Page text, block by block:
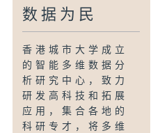
数据为民
香港城市大学成立
的智能多维数据分
析研究中心，致力
研发高科技和拓展
应用，集合各地的
科研专才，将多维